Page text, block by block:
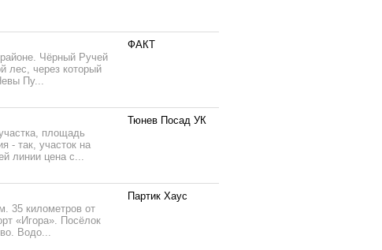
Чёрный Ручей
лес, через который
Пу...
ФАКТ
площадь
- так, участок на
линии цена с...
Тюнев Посад УК
35 километров от
«Игора». Посёлок
Водо...
Партик Хаус